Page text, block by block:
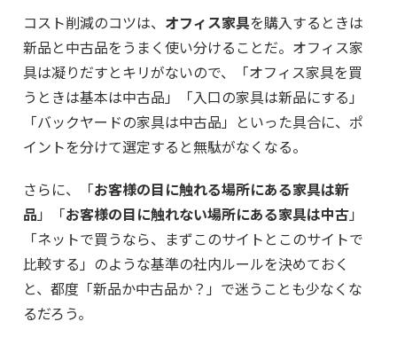
コスト削減のコツは、 オフィス家具を購入するときは
新品と中古品をうまく使い分けることだ。オフィス家
具は凝りだすとキリがないので、「オフィス家具を買
うときは基本は中古品」「入口の家具は新品にする」
「バックヤードの家具は中古品」といった具合に、ポ
イントを分けて選定すると無駄がなくなる。
さらに、「お客様の目に触れる場所にある家具は新
品 」「お客様の目に触れない場所にある家具は中古」
「ネットで買うなら、まずこのサイトとこのサイトで
比較する」のような基準の社内ルールを決めておく
と、都度「新品か中古品か？」で迷うことも少なくな
るだろう。